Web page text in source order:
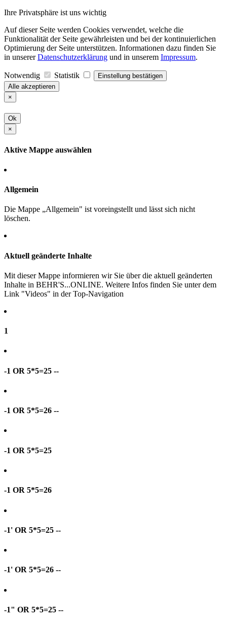
Ihre Privatsphäre ist uns wichtig
Auf dieser Seite werden Cookies verwendet, welche die
Funktionalität der Seite gewährleisten und bei der kontinuierlichen
Optimierung der Seite unterstützen. Informationen dazu finden Sie
in unsererDatenschutzerklärung und in unserem Impressum.
Notwendig Statistik
Einstellung bestätigen
Alle akzeptieren
×
Ok
×
Aktive Mappe auswählen
Allgemein
Die Mappe „Allgemein" ist voreingstellt und lässt sich nicht
löschen.
Aktuell geänderte Inhalte
Mit dieser Mappe informieren wir Sie über die aktuell geänderten
Inhalte in BEHR'S...ONLINE. Weitere Infos finden Sie unter dem
Link "Videos" in der Top-Navigation
1
-1 OR 5*5=25 --
-1 OR 5*5=26 --
-1 OR 5*5=25
-1 OR 5*5=26
-1' OR 5*5=25 --
-1' OR 5*5=26 --
-1" OR 5*5=25 --